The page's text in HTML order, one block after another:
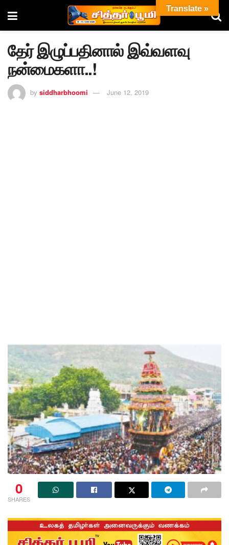
தேர் இழுப்பதினால் இவ்வளவு
நன்மைகளா..!
by siddharbhoomi June 12, 2019
0
SHARES
Translate »